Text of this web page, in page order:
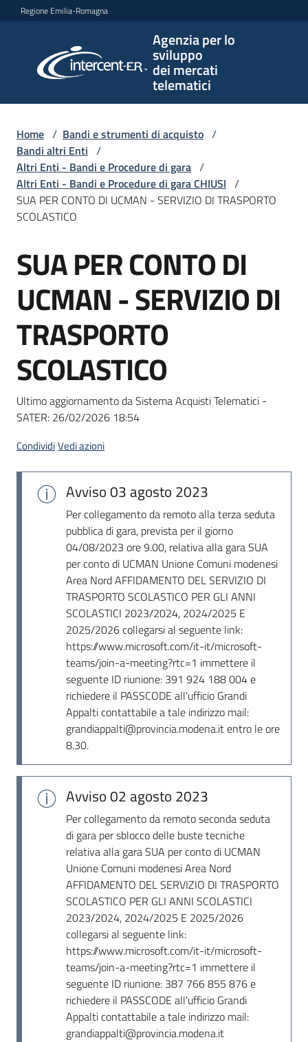
Vai al contenuto
Vai alla navigazione
Vai al footer
Regione Emilia-Romagna
Agenzia per lo
sviluppo
dei mercati
telematici
per lo
sviluppo
telematici
L'Agenzia
Bandi
e
di
Supporto
Piattaforme
telematiche
Home / Bandi e strumenti di acquisto /
Bandi altri Enti /
Altri Enti - Bandi e Procedure di gara /
Altri Enti - Bandi e Procedure di gara CHIUSI /
SUA PER CONTO DI UCMAN - SERVIZIO DI TRASPORTO
SCOLASTICO
Salta al contenuto
SUA PER CONTO DI
UCMAN - SERVIZIO DI
TRASPORTO
SCOLASTICO
Ultimo aggiornamento da Sistema Acquisti Telematici -
SATER: 26/02/2026 18:54
CondividiVedi azioni
Avviso03 agosto 2023
Per collegamento da remoto alla terza seduta
pubblica di gara, prevista per il giorno
04/08/2023 ore 9.00, relativa alla gara SUA
per conto di UCMAN Unione Comuni modenesi
Area Nord AFFIDAMENTO DEL SERVIZIO DI
TRASPORTO SCOLASTICO PER GLI ANNI
SCOLASTICI 2023/2024, 2024/2025 E
2025/2026 collegarsi al seguente link:
https://www.microsoft.com/it-it/microsoft-
teams/join-a-meeting?rtc=1 immettere il
seguente ID riunione: 391 924 188 004 e
richiedere il PASSCODE all'ufficio Grandi
Appalti contattabile a tale indirizzo mail:
grandiappalti@provincia.modena.it entro le ore
8.30.
Avviso02 agosto 2023
Per collegamento da remoto seconda seduta
di gara per sblocco delle buste tecniche
relativa alla gara SUA per conto di UCMAN
Unione Comuni modenesi Area Nord
AFFIDAMENTO DEL SERVIZIO DI TRASPORTO
SCOLASTICO PER GLI ANNI SCOLASTICI
2023/2024, 2024/2025 E 2025/2026
collegarsi al seguente link:
https://www.microsoft.com/it-it/microsoft-
teams/join-a-meeting?rtc=1 immettere il
seguente ID riunione: 387 766 855 876 e
richiedere il PASSCODE all'ufficio Grandi
Appalti contattabile a tale indirizzo mail:
grandiappalti@provincia.modena.it